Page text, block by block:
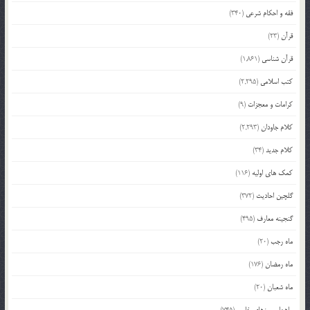
فقه و احکام شرعی (340)
قرآن(23)
قرآن شناسی (1,861)
کتب اسلامی (2,295)
کرامات و معجزات (9)
کلام جاودان(2,293)
کلام جدید(34)
کمک های اولیه (116)
گلچین احادیث (372)
گنجینه معارف (495)
ماه رجب(20)
ماه رمضان(176)
ماه شعبان(20)